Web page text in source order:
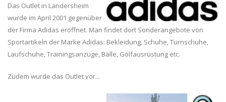
Das Outlet in Landersheim
wurde im April 2001 gegenüber
der Firma Adidas eröffnet. Man findet dort Sonderangebote von
Sportartikeln der Marke Adidas: Bekleidung, Schuhe, Turnschuhe,
Laufschuhe, Trainingsanzüge, Bälle, Golfausrüstung etc.
Zudem wurde das Outlet vor...